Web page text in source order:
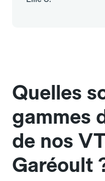
Quelles
gammes
de nos
Garéoult